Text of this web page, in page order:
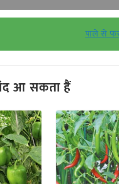
पाले से
आ सकता हैं